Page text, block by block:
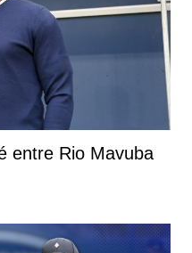
entre Rio Mavuba